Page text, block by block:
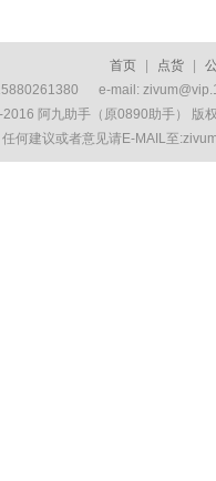
首页 点货
e-mail:
阿九助手（原0890助手） 版
任何建议或者意见请E-MAIL至